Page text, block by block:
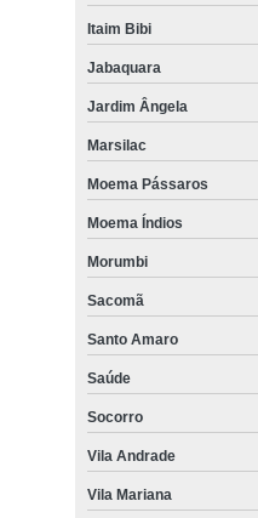
Itaim Bibi
Jabaquara
Jardim Ângela
Marsilac
Moema Pássaros
Moema Índios
Morumbi
Sacomã
Santo Amaro
Saúde
Socorro
Vila Andrade
Vila Mariana